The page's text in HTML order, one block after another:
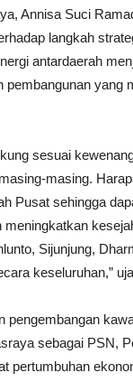
Annisa Suci
langkah
antardaerah
pembangunan yang
sesuai
masing.
Pusat sehingga
meningkatkan
Sijunjung,
keseluruhan,”
pengembangan
sebagai PSN,
pertumbuhan